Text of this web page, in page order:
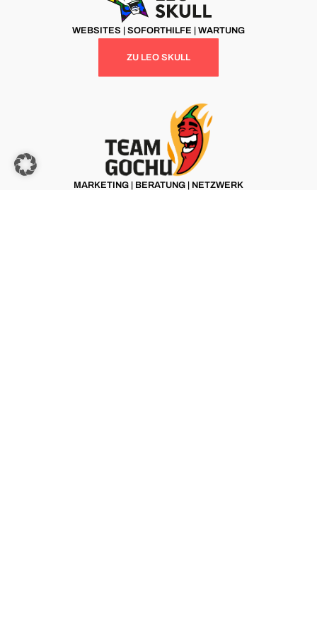
WEBSITES | SOFORTHILFE | WARTUNG
ZU LEO SKULL
MARKETING | BERATUNG | NETZWERK